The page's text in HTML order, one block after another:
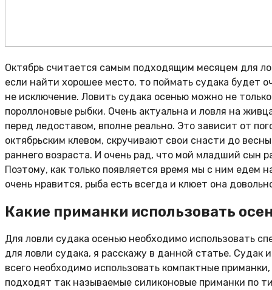
Октябрь считается самым подходящим месяцем для
если найти хорошее место, то поймать судака будет
не исключение. Ловить судака осенью можно не
пороллоновые рыбки. Очень актуальна и ловля на
перед ледоставом, вполне реально. Это зависит от
октябрьским клевом, скручивают свои снасти до
раннего возраста. И очень рад, что мой младший сын
Поэтому, как только появляется время мы с ним едем
очень нравится, рыба есть всегда и клюет она
Какие приманки использовать
Для ловли судака осенью необходимо использовать
для ловли судака, я расскажу в данной статье.
всего необходимо использовать компактные
подходят так называемые силиконовые приманки по